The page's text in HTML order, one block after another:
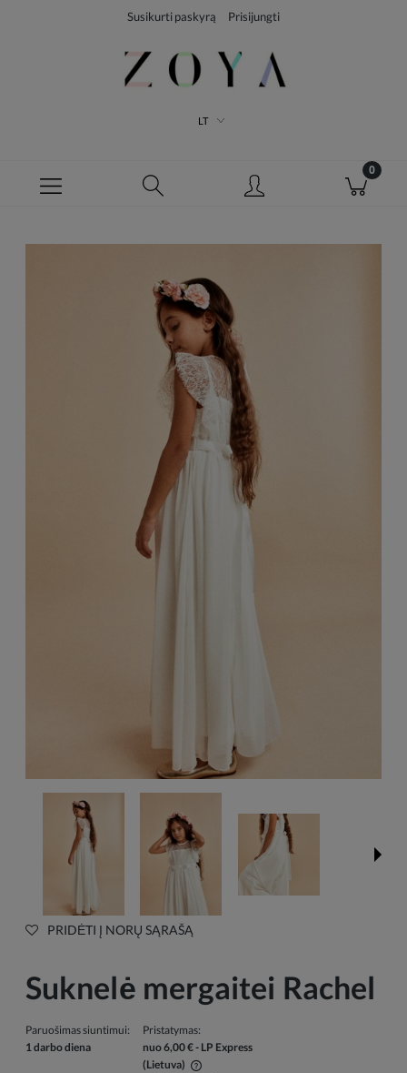
Susikurti paskyrą Prisijungti
LT
PRIDĖTI Į NORŲ SĄRAŠĄ
Suknelė mergaitei Rachel
Paruošimas siuntimui:
1 darbo diena
Pristatymas:
nuo 6,00 €- LP Express
(Lietuva)